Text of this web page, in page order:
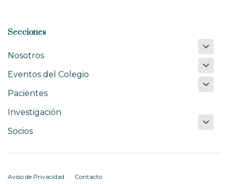
Secciones
Nosotros
Eventos del Colegio
Pacientes
Investigación
Socios
Aviso de Privacidad Contacto